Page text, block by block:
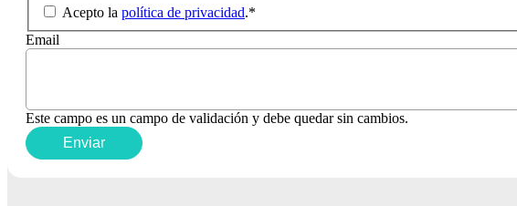
Acepto la política de privacidad.*
Email
Este campo es un campo de validación y debe quedar sin cambios.